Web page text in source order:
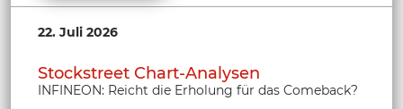
22. Juli 2026
Stockstreet Chart-Analysen
INFINEON: Reicht die Erholung für das Comeback?